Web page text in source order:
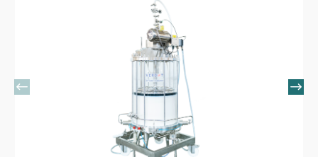
 